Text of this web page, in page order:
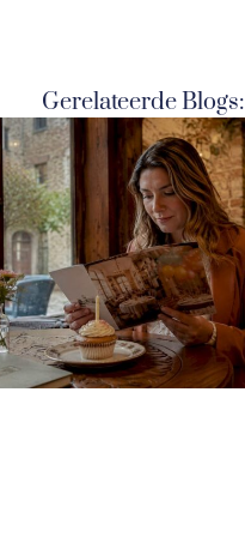
Gerelateerde Blogs: